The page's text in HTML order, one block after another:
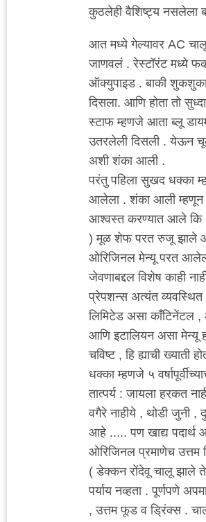
कुठलेही वैशिष्ट्य नसलेला
आत मध्ये गेल्यावर AC
जाणवलं . रेस्टॉरंट मध्ये
ऑक्युपाइड . बाकी
दिसला. आणि होता तो सुध्दा
स्टाफ म्हणजे आता ब्लू
उतरलेली दिसली . येऊन
अशी शंका आली .
परंतु पहिला सुखद धक्का
आलेला . शंका आली म्हणून
आश्वस्त करण्यात आले कि
) मूळ शेफ परत रुजू झाले
ओरिजिनल मेन्यू परत
जेवणाबद्दल विशेष काही
प्रेपशन्स अत्यंत
लिमिटेड असा कॉंटिनेंटल
आणि इटालियन असा मेन्यू
चविष्ट , हि ह्याची
धक्का म्हणजे ५
तात्पर्य : जायला हरकत
वगैरे नाहीये , थोडी जुनी ,
आहे ..... पण खाद्य पदार्थ
ओरिजिनल प्रमाणेच उत्तम
( डेक्कन रोंदेवू चालू झाले
पर्याय नव्हता . पूर्णपणे
, उत्तम फूड व ड्रिंक्स .